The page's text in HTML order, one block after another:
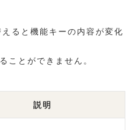
ると機能キーの内容が変化
ことができません。
説明